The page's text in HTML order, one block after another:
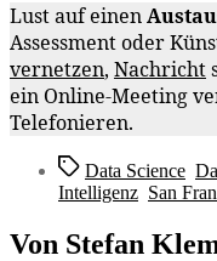
Lust auf einen
Assessment oder
vernetzen, Nachricht
ein Online-Meeting
Telefonieren.
Schlagwörter
Data Science
Intelligenz San
Von Stefan